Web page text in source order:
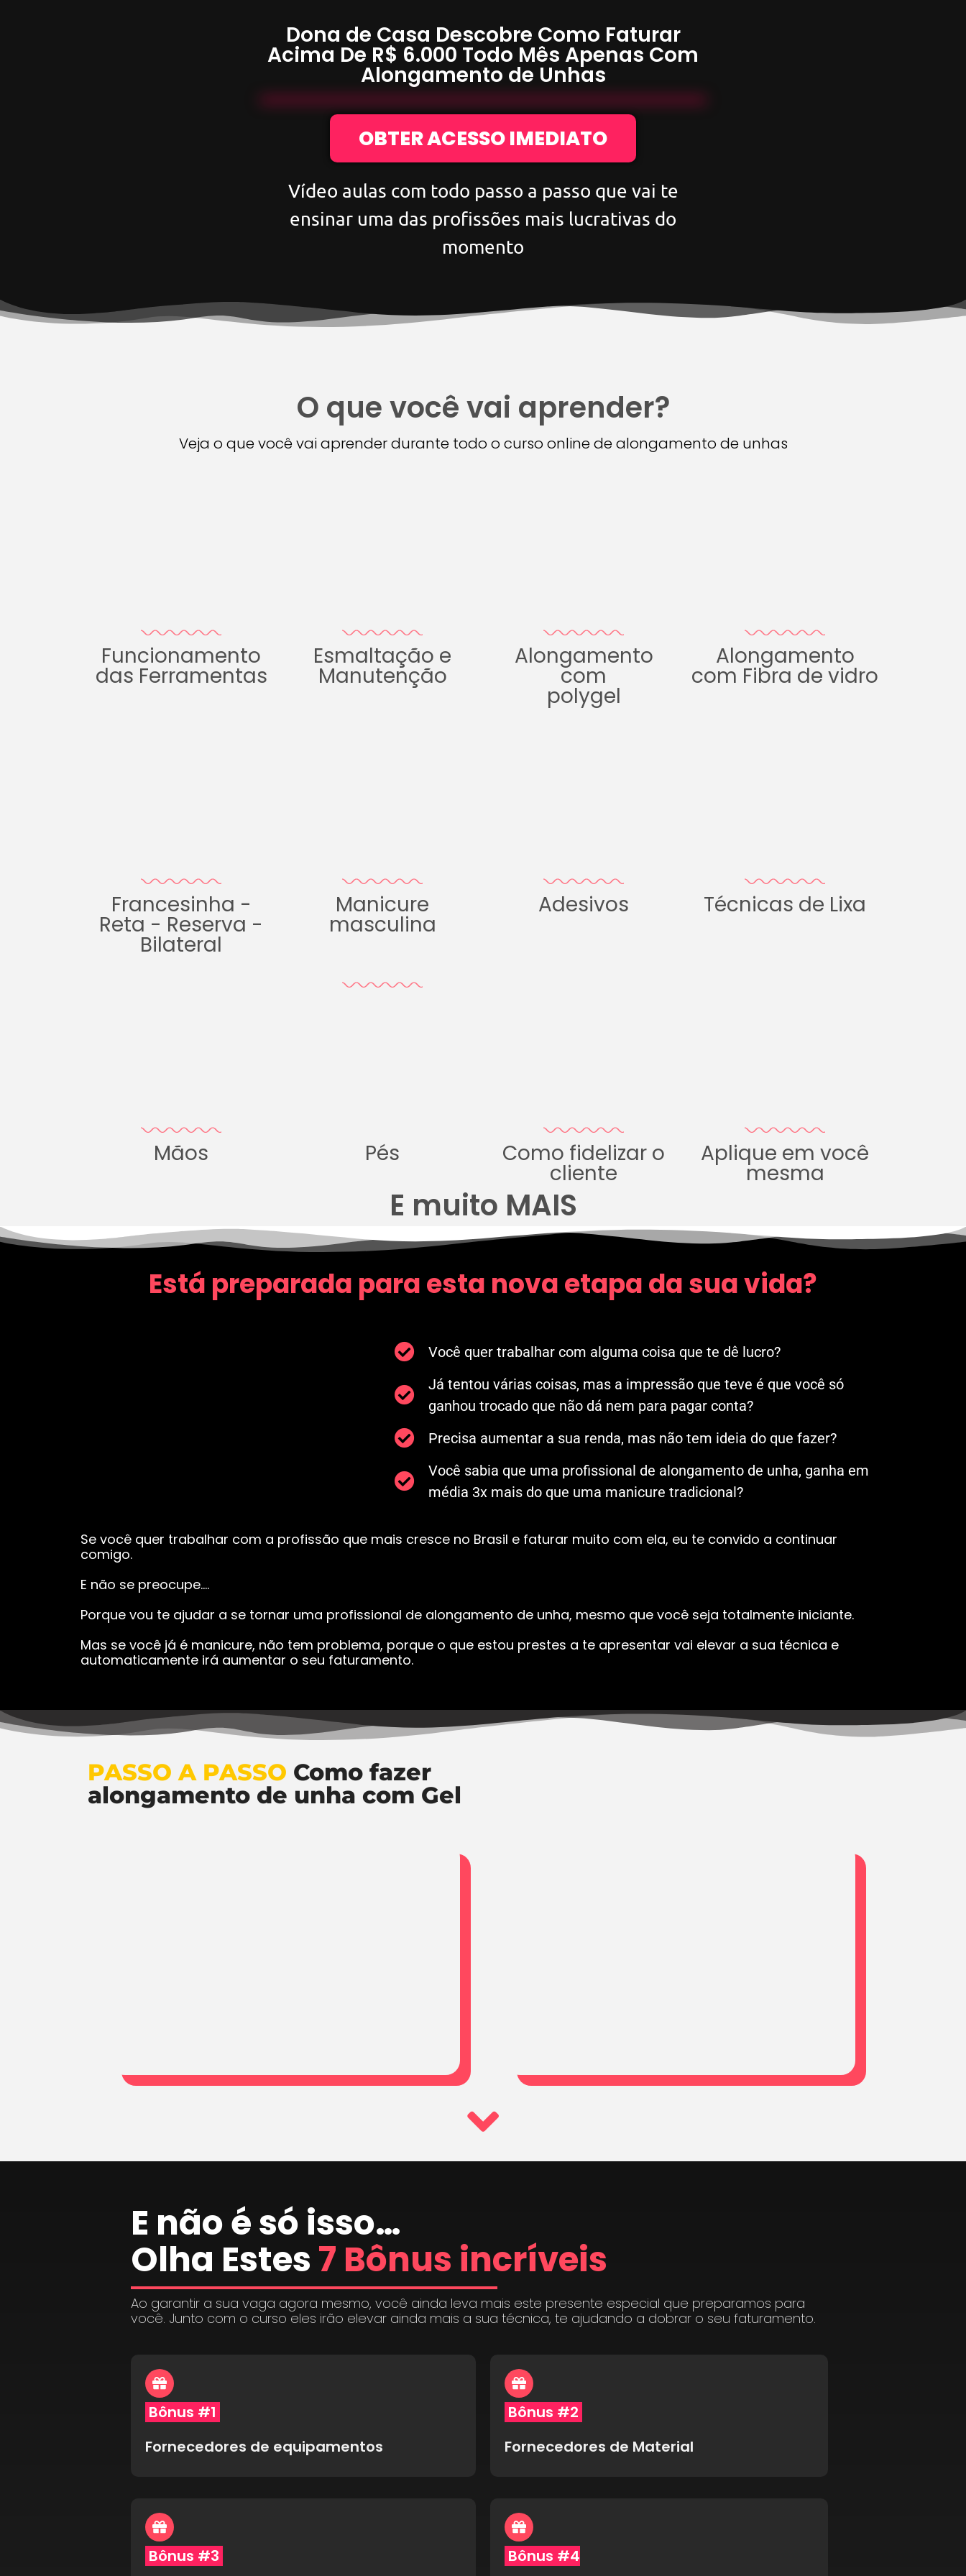
Dona de Casa Descobre Como Faturar
Acima De R$ 6.000 Todo Mês Apenas Com
Alongamento de Unhas
OBTER ACESSO IMEDIATO
Vídeo aulas com todo passo a passo que vai te
ensinar uma das profissões mais lucrativas do
momento
O que você vai aprender?
Veja o que você vai aprender durante todo o curso online de alongamento de unhas
Funcionamento
das Ferramentas
Esmaltação e
Manutenção
Alongamento
com
polygel
Alongamento
com Fibra de vidro
Francesinha -
Reta - Reserva -
Bilateral
Manicure
masculina
Adesivos Técnicas de Lixa
Mãos Pés Como fidelizar o
cliente
Aplique em você
mesma
E muito MAIS
Está preparada para esta nova etapa da sua vida?
Você quer trabalhar com alguma coisa que te dê lucro?
Já tentou várias coisas, mas a impressão que teve é que você só
ganhou trocado que não dá nem para pagar conta?
Precisa aumentar a sua renda, mas não tem ideia do que fazer?
Você sabia que uma profissional de alongamento de unha, ganha em
média 3x mais do que uma manicure tradicional?
Se você quer trabalhar com a profissão que mais cresce no Brasil e faturar muito com ela, eu te convido a continuar
comigo.
E não se preocupe….
Porque vou te ajudar a se tornar uma profissional de alongamento de unha, mesmo que você seja totalmente iniciante.
Mas se você já é manicure, não tem problema, porque o que estou prestes a te apresentar vai elevar a sua técnica e
automaticamente irá aumentar o seu faturamento.
PASSO A PASSO Como fazer
alongamento de unha com Gel
E não é só isso…
Olha Estes 7 Bônus incríveis
Ao garantir a sua vaga agora mesmo, você ainda leva mais este presente especial que preparamos para
você. Junto com o curso eles irão elevar ainda mais a sua técnica, te ajudando a dobrar o seu faturamento.
Bônus #1
Fornecedores de equipamentos
Bônus #2
Fornecedores de Material
Bônus #3 Bônus #4